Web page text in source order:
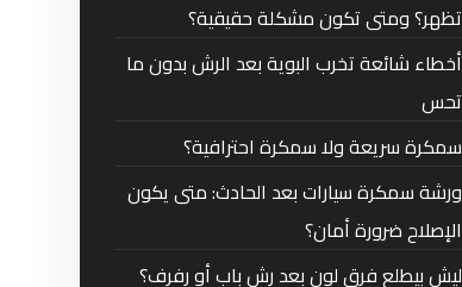
تظهر؟ ومتى تكون مشكلة حقيقية؟
أخطاء شائعة تخرب البوية بعد الرش بدون ما
تحس
سمكرة سريعة ولا سمكرة احترافية؟
ورشة سمكرة سيارات بعد الحادث: متى يكون
الإصلاح ضرورة أمان؟
ليش بيطلع فرق لون بعد رش باب أو رفرف؟